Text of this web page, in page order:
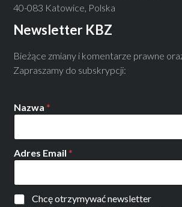
40-083 Katowice, Polska
Newsletter KBZ
Bieżące zmiany i komentarze prawne
Zapraszamy do subskrypcji:
Nazwa*
Adres Email*
Chcę otrzymywać newsletter